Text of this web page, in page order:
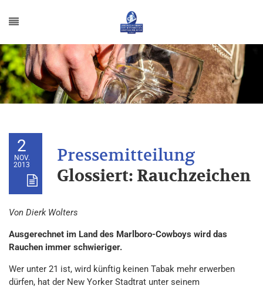
2
NOV.
2013
Glossiert: Rauchzeichen
Von Dierk Wolters
Ausgerechnet im Land des Marlboro-Cowboys wird das
Rauchen immer schwieriger.
Wer unter 21 ist, wird künftig keinen Tabak mehr erwerben
dürfen, hat der New Yorker Stadtrat unter seinem